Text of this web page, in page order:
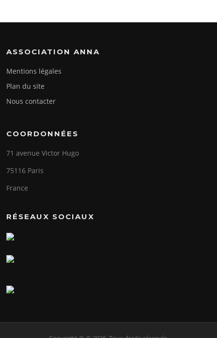
ASSOCIATION ANNA
Mentions légales
Plan du site
Nous contacter
COORDONNÉES
71 avenue Victor Hugo
75116 Paris
France
RÉSEAUX SOCIAUX